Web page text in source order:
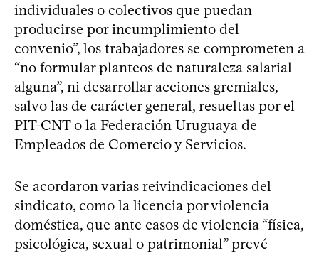
individuales o colectivos que puedan
producirse por incumplimiento del
convenio”, los trabajadores se comprometen a
“no formular planteos de naturaleza salarial
alguna”, ni desarrollar acciones gremiales,
salvo las de carácter general, resueltas por el
PIT-CNT o la Federación Uruguaya de
Empleados de Comercio y Servicios.
Se acordaron varias reivindicaciones del
sindicato, como la licencia por violencia
doméstica, que ante casos de violencia “física,
psicológica, sexual o patrimonial” prevé